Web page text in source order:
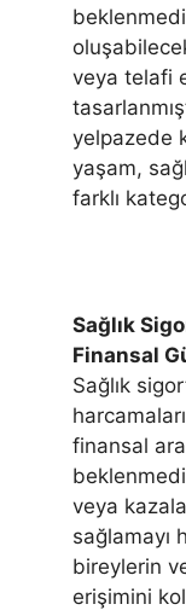
veya telafi
yelpazede
yaşam,
farklı
Sağlık
Finansal
Sağlık
finansal
veya
sağlamayı
bireylerin
erişimini